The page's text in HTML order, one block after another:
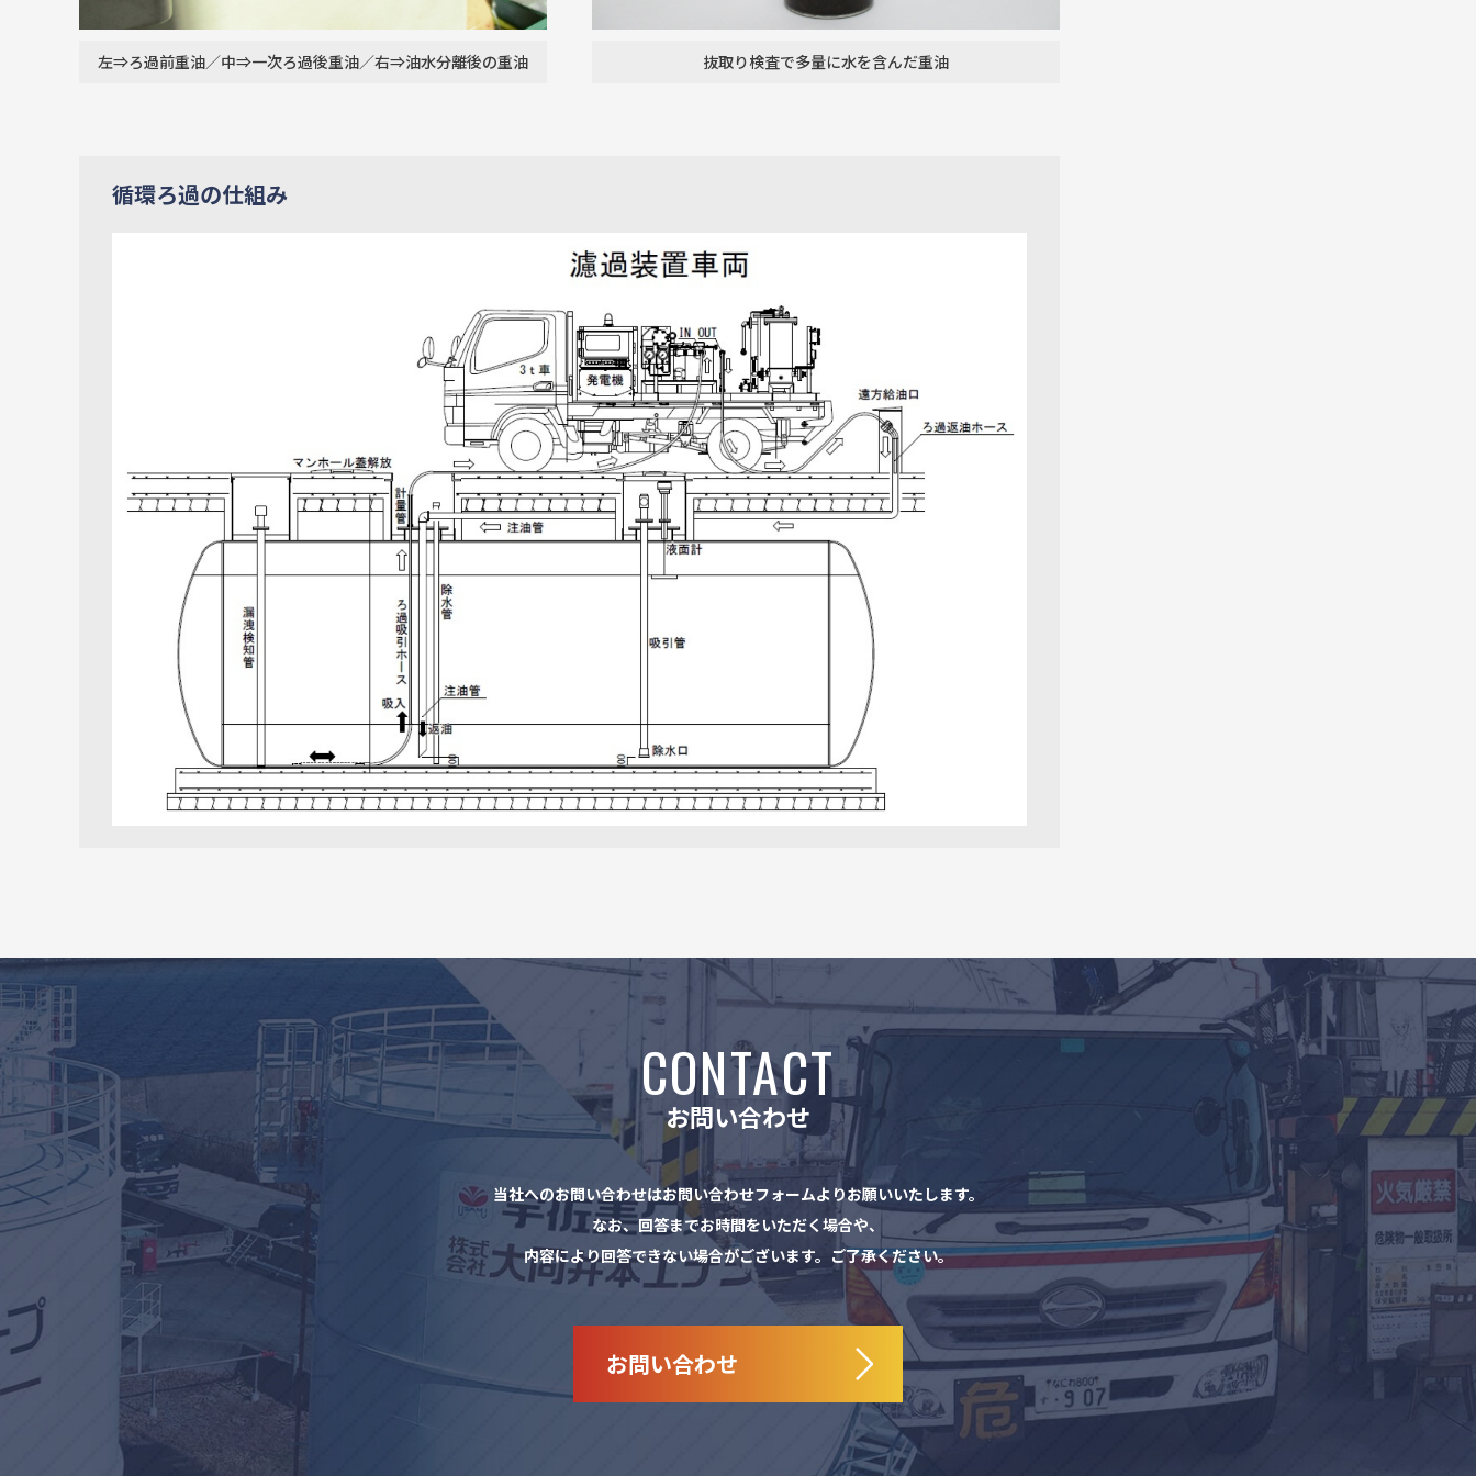
左⇒ろ過前重油／中⇒一次ろ過後重油／右⇒油水分離後の重油 抜取り検査で多量に水を含んだ重油
循環ろ過の仕組み
CONTACT
お問い合わせ
当社へのお問い合わせはお問い合わせフォームよりお願いいたします。
なお、回答までお時間をいただく場合や、
内容により回答できない場合がございます。 ご了承ください。
お問い合わせ